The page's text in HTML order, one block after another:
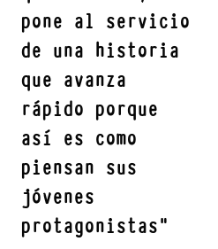
pone al servicio
de una historia
que avanza
rápido porque
así es como
piensan sus
jóvenes
protagonistas"